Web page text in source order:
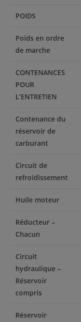
POIDS
Poids en ordre
de marche
CONTENANCES
POUR
L’ENTRETIEN
Contenance du
réservoir de
carburant
Circuit de
refroidissement
Huile moteur
Réducteur –
Chacun
Circuit
hydraulique –
Réservoir
compris
Réservoir